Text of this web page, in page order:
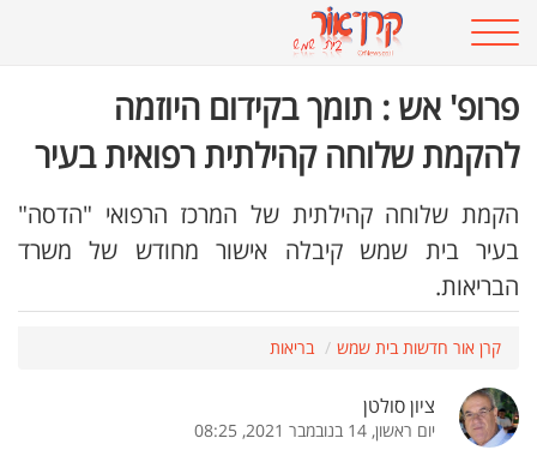
פרופ' אש : תומך בקידום היוזמה
להקמת שלוחה קהילתית רפואית בעיר
הקמת שלוחה קהילתית של המרכז הרפואי "הדסה"
בעיר בית שמש קיבלה אישור מחודש של משרד
הבריאות.
קרן אור חדשות בית שמש בריאות
ציון סולטן
יום ראשון, 14 בנובמבר 2021, 08:25